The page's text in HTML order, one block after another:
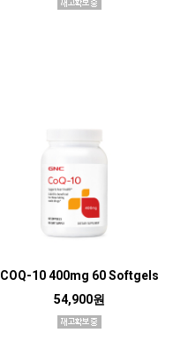
COQ-10 400mg 60 Softgels
54,900원